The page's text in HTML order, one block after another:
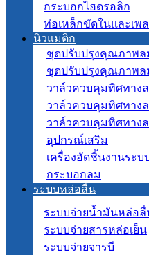
กระบอกไฮดรอลิก
ท่อเหล็กขัดในและเพ
นิวแมติก
ชุดปรับปรุงคุณภาพล
ชุดปรับปรุงคุณภาพล
วาล์วควบคุมทิศทาง
วาล์วควบคุมทิศทาง
วาล์วควบคุมทิศทาง
อุปกรณ์เสริม
เครื่องอัดชิ้นงานระบ
กระบอกลม
ระบบหล่อลื่น
ระบบจ่ายน้ำมันหล่อลื่
ระบบจ่ายสารหล่อเย็น
ระบบจ่ายจารบี